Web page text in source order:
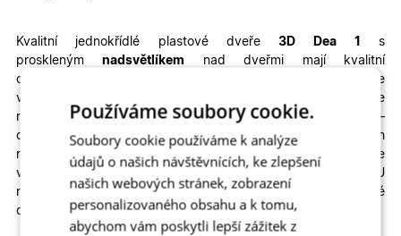
Kvalitní jednokřídlé plastové dveře3D Dea 1
s
prosklenýmnadsvětlíkem
nad dveřmi mají kvalitní
ozdobnou výplň a
můžete si je přizpůsobit na míru. Vyrobíme
vám je ve
. V konfiguraci si můžete
navolit rozměry, profily, prosklení i autentické dekory dřeva –
od ořechu, přes zlatý dub až po antracit.Konstrukce všech
našich hlavních i vedlejších venkovních plastových dveří je
velmi odolná a zajistí vašemu domovu teplo, klid a bezpečí. U
nás najdete nejlepší poměr ceny a kvality na trhu. Vchodové
dveře jsou za skvělou cenu!
Používáme soubory cookie.
Soubory cookie používáme k analýze
údajů o našich návštěvnících, ke zlepšení
našich webových stránek, zobrazení
personalizovaného obsahu a k tomu,
abychom vám poskytli lepší zážitek z